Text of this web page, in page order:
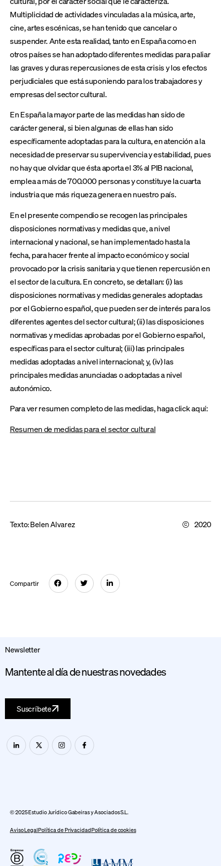
Multiplicidad de actividades vinculadas a la música, arte,
cine, artes escénicas, se han tenido que cancelar o
suspender. Ante esta realidad, tanto en España como en
otros países se han adoptado diferentes medidas para paliar
las graves y duras repercusiones de esta crisis y los efectos
perjudiciales que está suponiendo para los trabajadores y
empresas del sector cultural.
En España la mayor parte de las medidas han sido de
carácter general, si bien algunas de ellas han sido
específicamente adoptadas para la cultura, en atención a la
necesidad de preservar su supervivencia y estabilidad, pues
no hay que olvidar que ésta aporta el 3% al PIB nacional,
emplea a más de 700.000 personas y constituye la cuarta
industria que más riqueza genera en nuestro país.
En el presente compendio se recogen las principales
disposiciones normativas y medidas que, a nivel
internacional y nacional, se han implementado hasta la
fecha, para hacer frente al impacto económico y social
provocado por la crisis sanitaria y que tienen repercusión en
el sector de la cultura. En concreto, se detallan: (i) las
disposiciones normativas y medidas generales adoptadas
por el Gobierno español, que pueden ser de interés para los
diferentes agentes del sector cultural; (ii) las disposiciones
normativas y medidas aprobadas por el Gobierno español,
específicas para el sector cultural; (iii) las principales
medidas adoptadas a nivel internacional; y, (iv) las
principales medidas anunciadas o adoptadas a nivel
autonómico.
Para ver resumen completo de las medidas, haga click aquí:
Resumen de medidas para el sector cultural
Texto:Belen Alvarez 2020
Compartir
Newsletter
Mantente al día de nuestras novedades
Suscríbete
© 2025 Estudio Jurídico Gabeiras y Asociados S.L.
Aviso LegalPolítica de PrivacidadPolítica de cookies